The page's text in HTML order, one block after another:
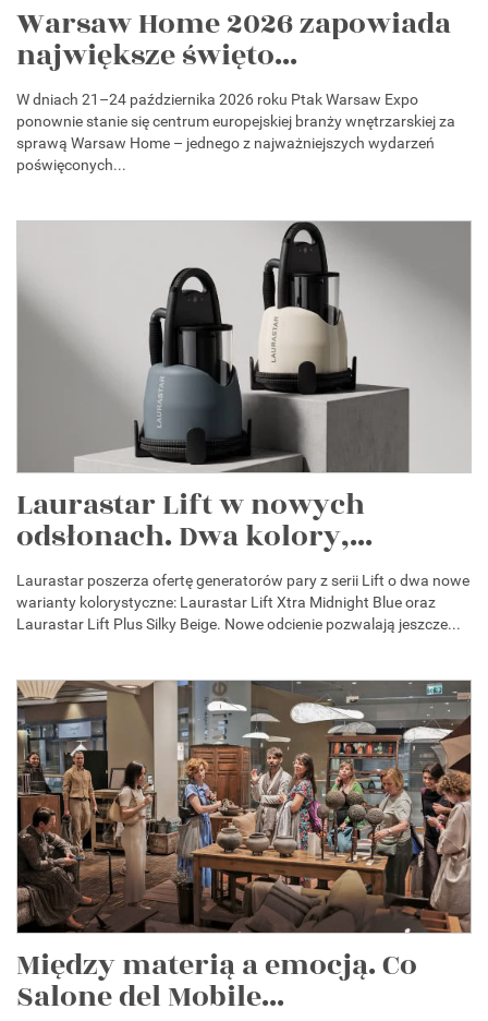
Warsaw Home 2026 zapowiada
największe święto...
W dniach 21–24 października 2026 roku Ptak Warsaw Expo
ponownie stanie się centrum europejskiej branży wnętrzarskiej za
sprawą Warsaw Home – jednego z najważniejszych wydarzeń
poświęconych...
Laurastar Lift w nowych
odsłonach. Dwa kolory,...
Laurastar poszerza ofertę generatorów pary z serii Lift o dwa nowe
warianty kolorystyczne: Laurastar Lift Xtra Midnight Blue oraz
Laurastar Lift Plus Silky Beige. Nowe odcienie pozwalają jeszcze...
Między materią a emocją. Co
Salone del Mobile...